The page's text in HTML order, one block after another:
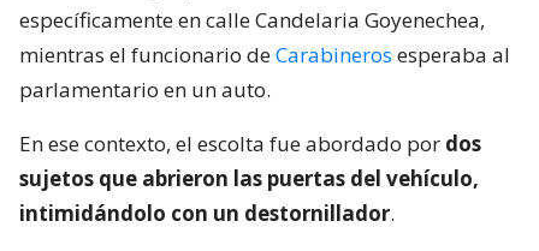
específicamente en calle Candelaria Goyenechea,
mientras el funcionario deCarabineros esperaba al
parlamentario en un auto.
En ese contexto, el escolta fue abordado por dos
sujetos que abrieron las puertas del vehículo,
intimidándolo con un destornillador.